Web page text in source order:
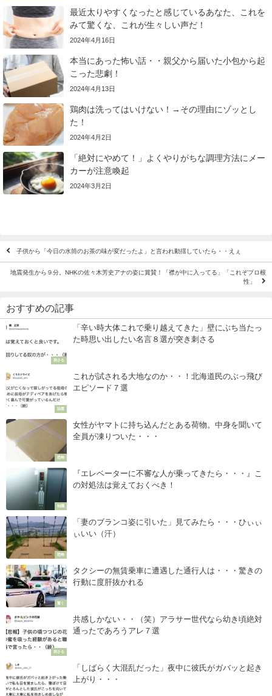
最近太りやすくなったと感じているあなた、これを
みて驚くな、これが生々しい声だ！
2024年4月16日
本当にあった怖い話・・親父から届いた小包から起
こった悲劇！
2024年4月13日
鶏肉は洗ってはいけない！→その理由にゾッとし
た！
2024年4月2日
「絶対にやめて！」よくやりがちな調理方法にメー
カーが注意喚起
2024年3月2日
子供から「今日の水筒のお茶の味が変だったよ」と言われ動揺していたら・・えぇ
地震発生から９分。NHKの佐々木芳史アナの姿に賞賛！「襟が中に入ってる」「これぞプロ根
性」
おすすめの記事
刺さる
「辛い時大体これで乗り越えてきた」壁にぶち当たっ
た時思い出したい名言８選が突き刺さる
話題
これが試される大地なのか・・！北海道民のぶっ飛び
エピソード７選
恐怖
女性がヤマトに持ち込んだとある荷物。中身を聞いて
全員が凍りついた・・・
知識
『エレベーターに不審な人が乗ってきたら・・・』こ
の対処法は覚えておくべき！
恐怖
「妻のブランコ姿に引いた」見てみたら・・・ひぃぃ
ぃいい（汗）
驚く
タクシーの無賃乗車に遭遇した通行人は・・・驚きの
行動に度肝抜かれる
刺さる
共感しかない・・（笑）アラサー世代なら幼き頃絶対
通ったであろうアレ７選
「しばらく大混乱だった」夜中に彼氏がガバッと起き
上がり・・・